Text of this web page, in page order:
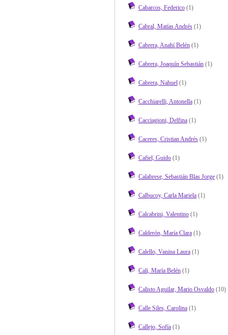
Cabarcos, Federico(1)
Cabral, Matías Andrés(1)
Cabrera, Anahí Belén(1)
Cabrera, Joaquín Sebastián(1)
Cabrera, Nahuel(1)
Cacchiarelli, Antonella(1)
Cacciagioni, Delfina(1)
Caceres, Cristian Andrés(1)
Cafiel, Guido(1)
Calabrese, Sebastián Blas Jorge(1)
Calbucoy, Carla Mariela(1)
Calcabrini, Valentino(1)
Calderón, María Clara(1)
Calello, Vanina Laura(1)
Cali, María Belén(1)
Calisto Aguilar, Mario Osvaldo(10)
Calle Siles, Carolina(1)
Callejo, Sofía(1)